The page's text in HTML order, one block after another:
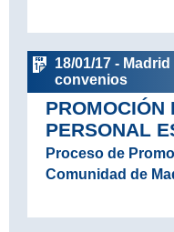
18/01/17 -
convenios
PROMOCIÓN
PERSONAL
Proceso de
Comunidad de